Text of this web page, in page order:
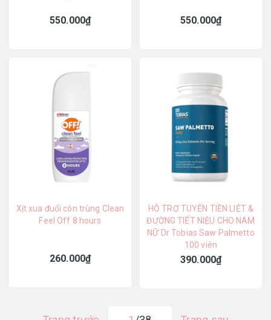
550.000₫ 550.000₫
Xịt xua đuổi côn trùng Clean
Feel Off 8 hours
260.000₫
HỖ TRỢ TUYẾN TIỀN LIỆT &
ĐƯỜNG TIẾT NIỆU CHO NAM
NỮ Dr Tobias Saw Palmetto
100 viên
390.000₫